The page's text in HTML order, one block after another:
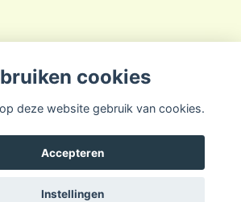
cookies
deze website gebruik van cookies.
Accepteren
Instellingen